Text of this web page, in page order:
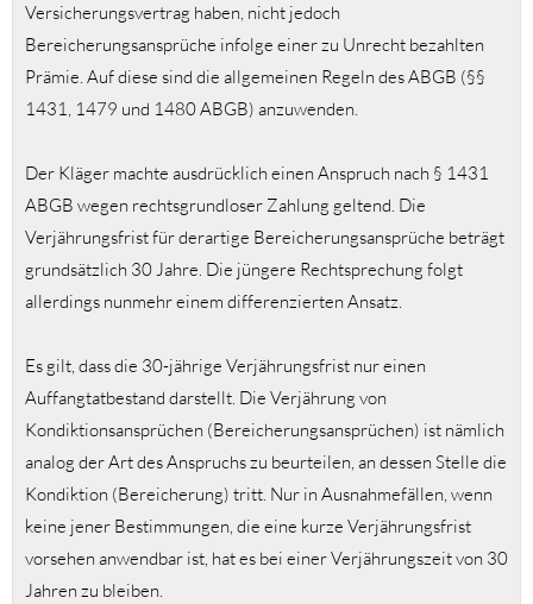
Versicherungsvertrag haben, nicht jedoch
Bereicherungsansprüche infolge einer zu Unrecht bezahlten
Prämie. Auf diese sind die allgemeinen Regeln des ABGB (§§
1431, 1479 und 1480 ABGB) anzuwenden.
Der Kläger machte ausdrücklich einen Anspruch nach § 1431
ABGB wegen rechtsgrundloser Zahlung geltend. Die
Verjährungsfrist für derartige Bereicherungsansprüche beträgt
grundsätzlich 30 Jahre. Die jüngere Rechtsprechung folgt
allerdings nunmehr einem differenzierten Ansatz.
Es gilt, dass die 30-jährige Verjährungsfrist nur einen
Auffangtatbestand darstellt. Die Verjährung von
Kondiktionsansprüchen (Bereicherungsansprüchen) ist nämlich
analog der Art des Anspruchs zu beurteilen, an dessen Stelle die
Kondiktion (Bereicherung) tritt. Nur in Ausnahmefällen, wenn
keine jener Bestimmungen, die eine kurze Verjährungsfrist
vorsehen anwendbar ist, hat es bei einer Verjährungszeit von 30
Jahren zu bleiben.